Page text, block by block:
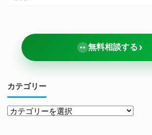
無料相談する ›
カテゴリー